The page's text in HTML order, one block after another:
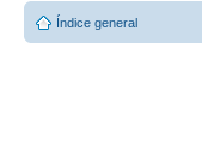
Índice general